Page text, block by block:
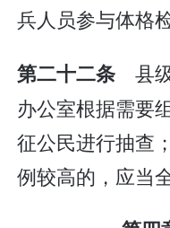
兵人员参与体格
第二十二条 县
办公室根据需要
征公民进行抽查
例较高的，应当